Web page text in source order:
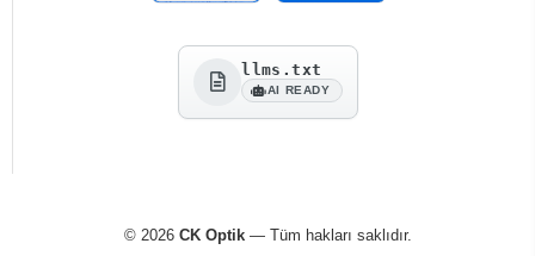
llms.txt
AI READY
© 2026 CK Optik— Tüm hakları saklıdır.